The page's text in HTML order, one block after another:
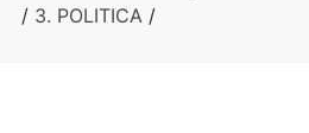
/ 3. POLITICA /